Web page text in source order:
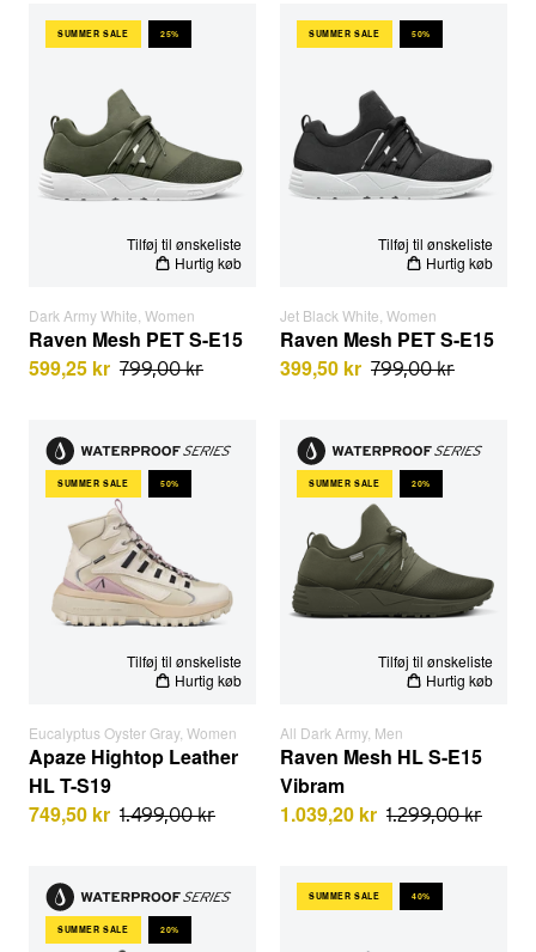
SUMMER SALE 25%
EU STØRRELSER
Tilføj til ønskeliste
Hurtig køb
Dark Army White, Women
Raven Mesh PET S-E15
599,25 kr 799,00 kr
Raven Mesh PET S-E15 | Dark Army White | Women
SUMMER SALE 50%
EU STØRRELSER
Tilføj til ønskeliste
Hurtig køb
Jet Black White, Women
Raven Mesh PET S-E15
399,50 kr 799,00 kr
Raven Mesh PET S-E15 |
SUMMER SALE 50%
EU STØRRELSER
KVINDE
MAND
Tilføj til ønskeliste
Hurtig køb
Eucalyptus Oyster Gray, Women
Apaze Hightop Leather
HL T-S19
749,50 kr 1.499,00 kr
Apaze Hightop Leather HL T-S19 | Eucalyptus Oyster Gray
SUMMER SALE 20%
EU STØRRELSER
MAND
KVINDE
Tilføj til ønskeliste
Hurtig køb
All Dark Army, Men
Raven Mesh HL S-E15
Vibram
1.039,20 kr 1.299,00 kr
Raven Mesh HL S-E15
SUMMER SALE 20%
Raven Mesh HL S-E15 Vibram | Black White | Women
SUMMER SALE 40%
Raven Mesh PET S-E15 |